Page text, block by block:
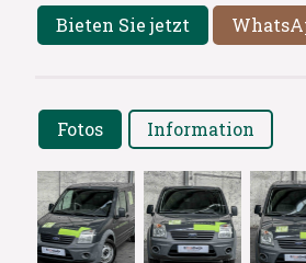
Bieten Sie jetzt
Fotos Information